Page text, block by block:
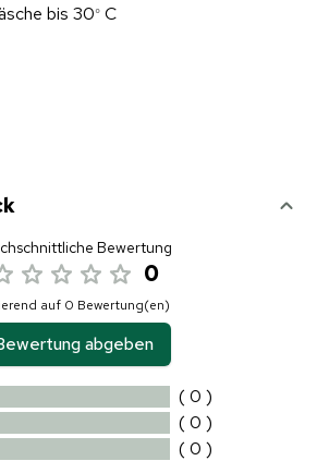
bis 30° C
Bewertung
0
auf 0 Bewertung(en)
abgeben
( 0 )
( 0 )
( 0 )